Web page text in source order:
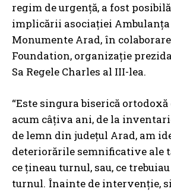
regim de urgență, a fost
implicării asociației
Monumente Arad, în colaborare
Foundation, organizație
Sa Regele Charles al III-lea.
“Este singura biserică
acum câțiva ani, de la
de lemn din județul Arad, am
deteriorările semnificative ale
ce țineau turnul, sau, ce
turnul. Înainte de intervenție,